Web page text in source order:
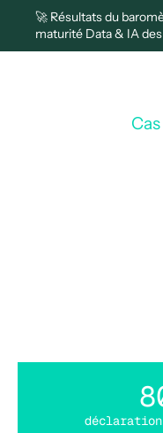
🚀 Résultats du
maturité Data & IA